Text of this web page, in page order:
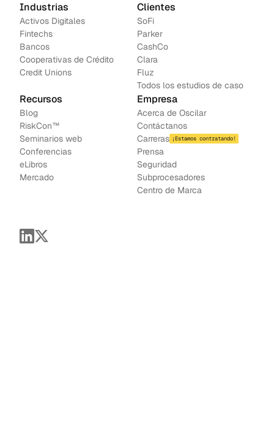
Industrias
Activos Digitales
Fintechs
Bancos
Cooperativas de Crédito
Credit Unions
Clientes
SoFi
Parker
CashCo
Clara
Fluz
Todos los estudios de caso
Recursos
Blog
RiskCon™
Seminarios web
Conferencias
eLibros
Mercado
Empresa
Acerca de Oscilar
Contáctanos
Carreras ¡Estamos contratando!
Prensa
Seguridad
Subprocesadores
Centro de Marca